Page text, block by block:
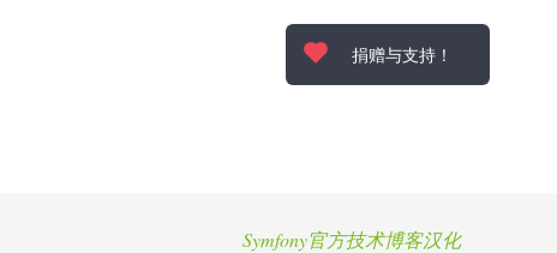
捐赠与支持！
Symfony官方技术博客汉化